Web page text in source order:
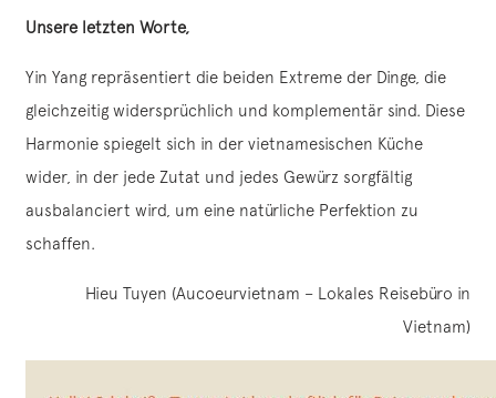
Unsere letzten Worte,
Yin Yang repräsentiert die beiden Extreme der Dinge, die
gleichzeitig widersprüchlich und komplementär sind. Diese
Harmonie spiegelt sich in der vietnamesischen Küche
wider, in der jede Zutat und jedes Gewürz sorgfältig
ausbalanciert wird, um eine natürliche Perfektion zu
schaffen.
Hieu Tuyen (Aucoeurvietnam – Lokales Reisebüro in
Vietnam)